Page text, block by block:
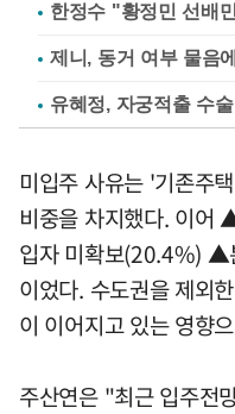
한정수 "황정민 선배
제니, 동거 여부 물음
유혜정, 자궁적출 수
미입주 사유는 '기존주
비중을 차지했다. 이
입자 미확보(20.4%) ▲
이었다. 수도권을 제외
이 이어지고 있는 영향
주산연은 "최근 입주전